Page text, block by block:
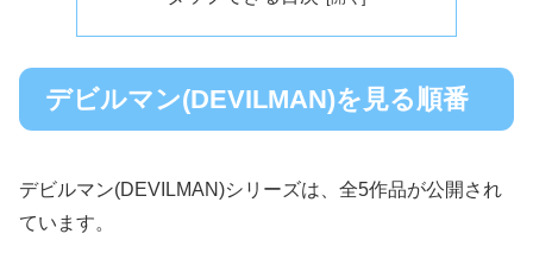
デビルマン(DEVILMAN)を見る順番
デビルマン(DEVILMAN)シリーズは、全5作品が公開され
ています。